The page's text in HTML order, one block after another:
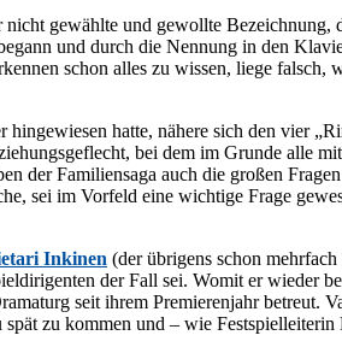
ge­wähl­te und ge­woll­te
und durch die Nen­nung in den
schon al­les zu wis­sen, lie­ge
hat­te, nä­he­re sich den vier
bei dem im Grun­de alle
der Fa­mi­li­en­sa­ga auch die gro­ßen
sei im Vor­feld eine wich­ti­ge Fra­ge
In­ki­nen (der üb­ri­gens schon
der Fall sei. Wo­mit er wie­der
seit ih­rem Pre­mie­ren­jahr be­treut.
zu kom­men und – wie